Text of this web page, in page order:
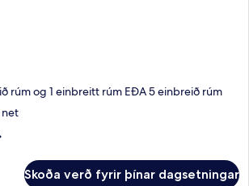
rúm og 1 einbreitt rúm EÐA 5 einbreið rúm
net
Skoða verð fyrir þínar dagsetningar